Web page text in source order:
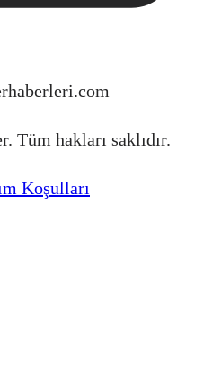
Tüm hakları saklıdır.
Koşulları